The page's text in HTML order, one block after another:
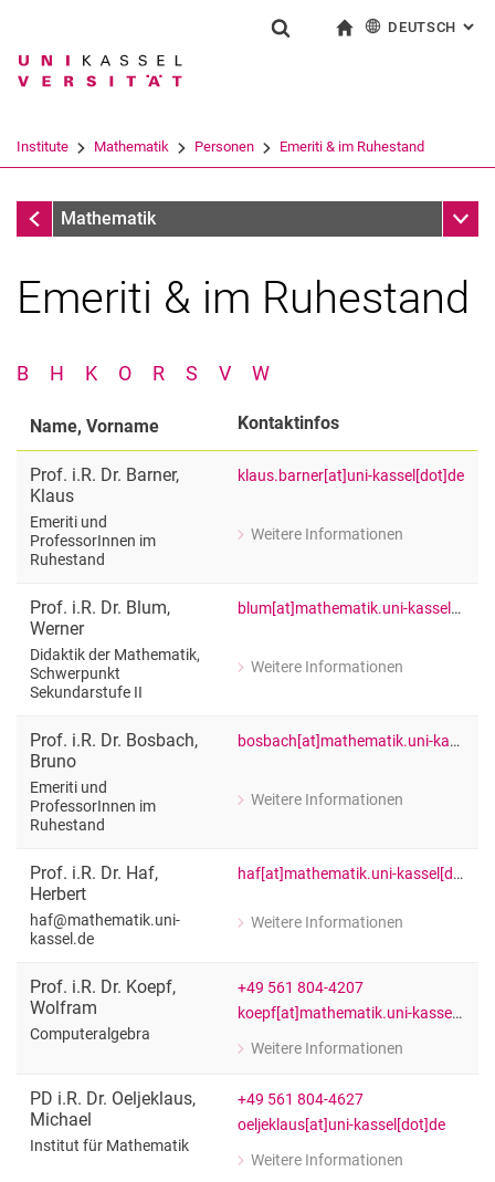
Springe direkt zu: Inhalt
Springe direkt zu: Suche
Springe direkt zu:
Suchbegriff
Suchen (öffnet externen Link in einem
DEUTSCH :
Institute Mathematik Personen Emeriti & im Ruhestand
Personen
Mathematik
Emeriti & im Ruhestand
B H K O R S V W
Name, Vorname Kontaktinfos
Prof. i.R. Dr. Barner,
Klaus
Emeriti und
ProfessorInnen im
Ruhestand
klaus.barner[at]uni-kassel[dot]de
Weitere Informationen
zu Prof. i.R. Dr. Klaus Barner
Prof. i.R. Dr. Blum,
Werner
Didaktik der Mathematik,
Schwerpunkt
Sekundarstufe II
blum[at]mathematik.uni-kassel[dot]de
Weitere Informationen
zu Prof. i.R. Dr. Werner Blum
Prof. i.R. Dr. Bosbach,
Bruno
Emeriti und
ProfessorInnen im
Ruhestand
bosbach[at]mathematik.uni-kassel[dot]de
Weitere Informationen
zu Prof. i.R. Dr. Bruno Bosbach
Prof. i.R. Dr. Haf,
Herbert
haf@mathematik.uni-
kassel.de
haf[at]mathematik.uni-kassel[dot]de
Weitere Informationen
zu Prof. i.R. Dr. Herbert Haf
Prof. i.R. Dr. Koepf,
Wolfram
Computeralgebra
+49 561 804-4207
koepf[at]mathematik.uni-kassel[dot]de
Weitere Informationen
zu Prof. i.R. Dr. Wolfram Koepf
PD i.R. Dr. Oeljeklaus,
Michael
Institut für Mathematik
+49 561 804-4627
oeljeklaus[at]uni-kassel[dot]de
Weitere Informationen
zu PD i.R. Dr. Michael Oeljeklaus